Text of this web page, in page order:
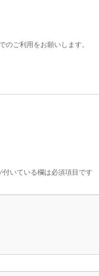
ご利用をお願いします。
付いている欄は必須項目です